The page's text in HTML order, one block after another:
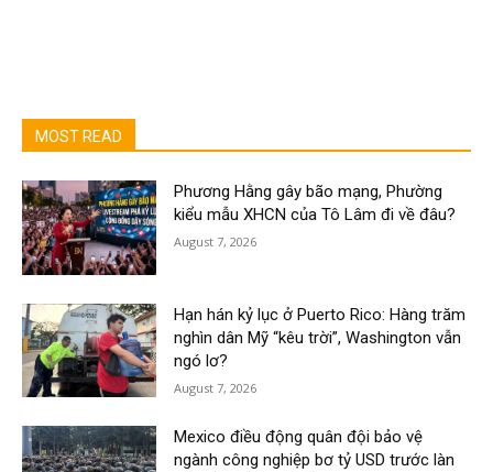
MOST READ
Phương Hằng gây bão mạng, Phường
kiểu mẫu XHCN của Tô Lâm đi về đâu?
August 7, 2026
Hạn hán kỷ lục ở Puerto Rico: Hàng trăm
nghìn dân Mỹ “kêu trời”, Washington vẫn
ngó lơ?
August 7, 2026
Mexico điều động quân đội bảo vệ
ngành công nghiệp bơ tỷ USD trước làn